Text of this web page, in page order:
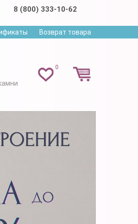
8 (800) 333-10-62
Возврат товара
0